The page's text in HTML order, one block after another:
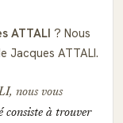
ATTALI ? Nous
Jacques ATTALI.
, nous vous
à trouver